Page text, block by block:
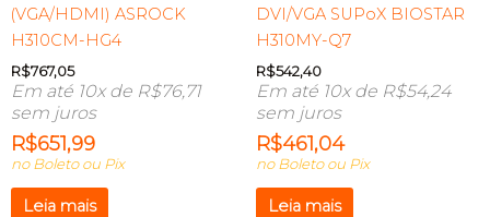
(VGA/HDMI) ASROCK
H310CM-HG4
R$767,05
Em até 10x de R$76,71
sem juros
R$651,99
no Boleto ou Pix
Leia mais
DVI/VGA SUPoX BIOSTAR
H310MY-Q7
R$542,40
Em até 10x de R$54,24
sem juros
R$461,04
no Boleto ou Pix
Leia mais